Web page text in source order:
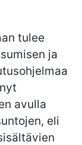
tulee
ja
avulla
eli